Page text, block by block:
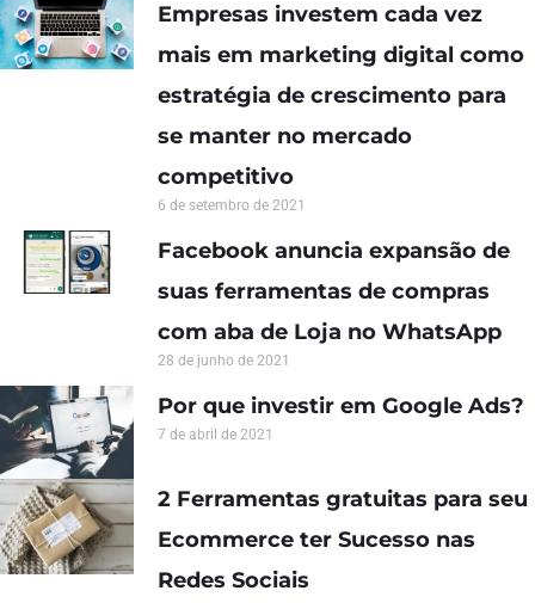
Empresas investem cada vez
mais em marketing digital como
estratégia de crescimento para
se manter no mercado
competitivo
6 de setembro de 2021
Facebook anuncia expansão de
suas ferramentas de compras
com aba de Loja no WhatsApp
28 de junho de 2021
Por que investir em Google Ads?
7 de abril de 2021
2 Ferramentas gratuitas para seu
Ecommerce ter Sucesso nas
Redes Sociais